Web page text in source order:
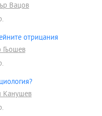
Вацов
отрицания
Гьошев
Канушев